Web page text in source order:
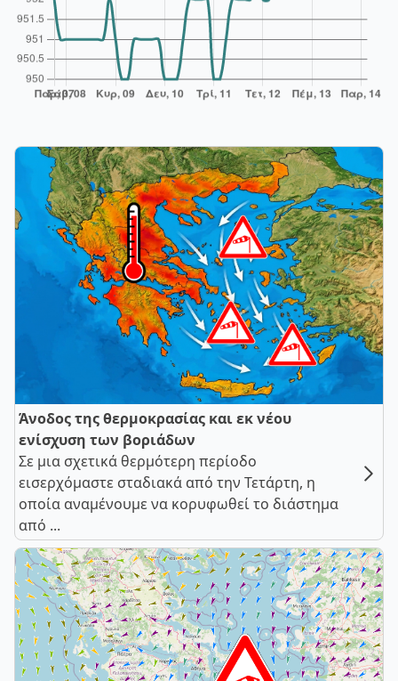
Άνοδος της θερμοκρασίας και εκ νέου
ενίσχυση των βοριάδων
Σε μια σχετικά θερμότερη περίοδο
εισερχόμαστε σταδιακά από την Τετάρτη, η
οποία αναμένουμε να κορυφωθεί το διάστημα
από ...